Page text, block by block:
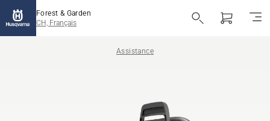
Forest & Garden
CH, Français
Assistance